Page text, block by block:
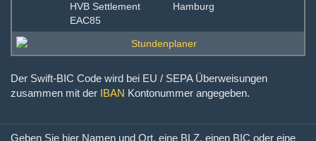
HVB Settlement
EAC85
Hamburg
Der Swift-BIC Code wird bei EU / SEPA Überweisungen
zusammen mit der IBAN Kontonummer angegeben.
Geben Sie hier Namen und Ort, eine BLZ, einen BIC oder eine